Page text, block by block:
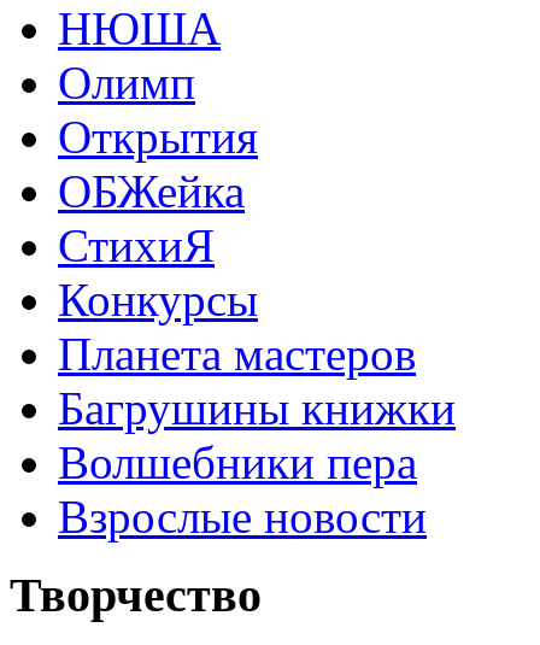
НЮША
Олимп
Открытия
ОБЖейка
СтихиЯ
Конкурсы
Планета мастеров
Багрушины книжки
Волшебники пера
Взрослые новости
Творчество